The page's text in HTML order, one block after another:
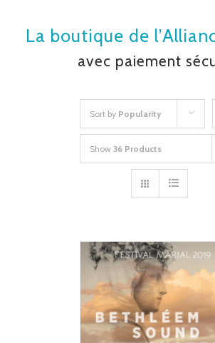
La boutique de
avec paiement
Sort by Popularity
Show 36 Products